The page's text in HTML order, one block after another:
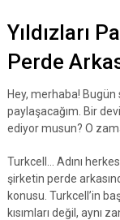
Yıldızları
Perde
Hey, merhaba!
paylaşacağım. Bir
ediyor musun? O
Turkcell… Adını
şirketin perde
konusu. Turkcell’in
kısımları değil, aynı